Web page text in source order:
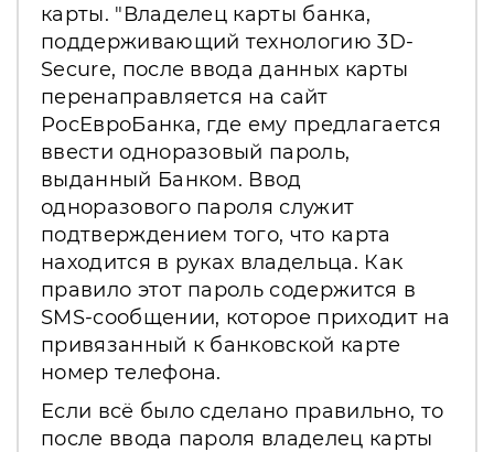
карты. "Владелец карты банка,
поддерживающий технологию 3D-
Secure, после ввода данных карты
перенаправляется на сайт
РосЕвроБанка, где ему предлагается
ввести одноразовый пароль,
выданный Банком. Ввод
одноразового пароля служит
подтверждением того, что карта
находится в руках владельца. Как
правило этот пароль содержится в
SMS-сообщении, которое приходит на
привязанный к банковской карте
номер телефона.
Если всё было сделано правильно, то
после ввода пароля владелец карты